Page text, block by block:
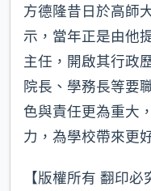
方德隆昔日於高師
示，當年正是由他
主任，開啟其行政
院長、學務長等要
色與責任更為重大
力，為學校帶來更
【版權所有 翻印